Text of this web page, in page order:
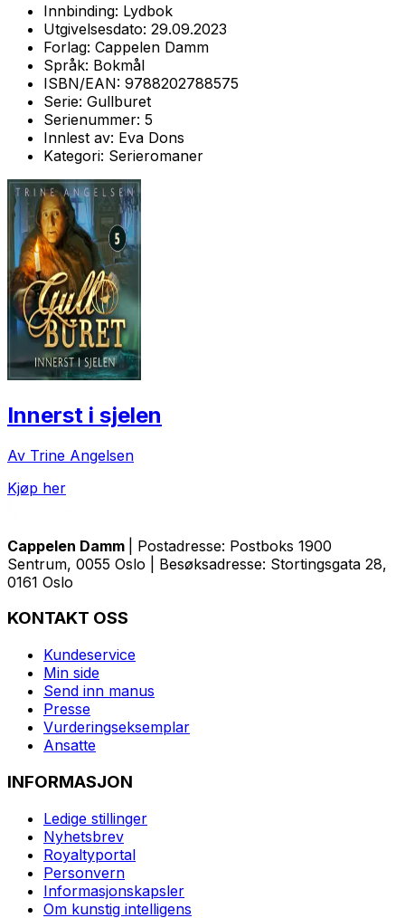
Innbinding: Lydbok
Utgivelsesdato: 29.09.2023
Forlag: Cappelen Damm
Språk: Bokmål
ISBN/EAN: 9788202788575
Serie: Gullburet
Serienummer: 5
Innlest av: Eva Dons
Kategori: Serieromaner
Innerst i sjelen
Av Trine Angelsen
Kjøp her
Cappelen Damm
| Postadresse: Postboks 1900
Sentrum, 0055 Oslo | Besøksadresse: Stortingsgata 28,
0161 Oslo
KONTAKT OSS
Kundeservice
Min side
Send inn manus
Presse
Vurderingseksemplar
Ansatte
INFORMASJON
Ledige stillinger
Nyhetsbrev
Royaltyportal
Personvern
Informasjonskapsler
Om kunstig intelligens